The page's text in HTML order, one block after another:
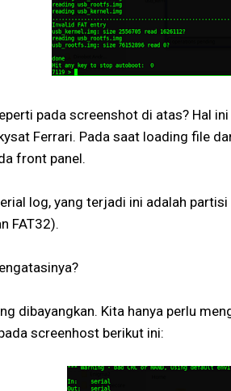
pada screenshot di atas? Hal
Ferrari. Pada saat loading file
front panel.
log, yang terjadi ini adalah
FAT32).
dibayangkan. Kita hanya perlu
screenhost berikut ini: